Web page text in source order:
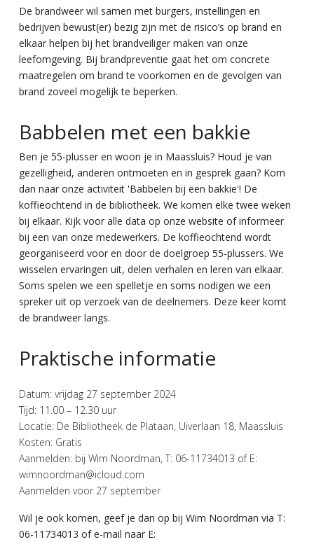
De brandweer wil samen met burgers, instellingen en
bedrijven bewust(er) bezig zijn met de risico’s op brand en
elkaar helpen bij het brandveiliger maken van onze
leefomgeving. Bij brandpreventie gaat het om concrete
maatregelen om brand te voorkomen en de gevolgen van
brand zoveel mogelijk te beperken.
Babbelen met een bakkie
Ben je 55-plusser en woon je in Maassluis? Houd je van
gezelligheid, anderen ontmoeten en in gesprek gaan? Kom
dan naar onze activiteit 'Babbelen bij een bakkie'! De
koffieochtend in de bibliotheek. We komen elke twee weken
bij elkaar. Kijk voor alle data op onze website of informeer
bij een van onze medewerkers. De koffieochtend wordt
georganiseerd voor en door de doelgroep 55-plussers. We
wisselen ervaringen uit, delen verhalen en leren van elkaar.
Soms spelen we een spelletje en soms nodigen we een
spreker uit op verzoek van de deelnemers. Deze keer komt
de brandweer langs.
Praktische informatie
Datum: vrijdag 27 september 2024
Tijd: 11.00 – 12.30 uur
Locatie: De Bibliotheek de Plataan, Uiverlaan 18, Maassluis
Kosten: Gratis
Aanmelden: bij Wim Noordman, T: 06-11734013 of E:
wimnoordman@icloud.com
Aanmelden voor 27 september
Wil je ook komen, geef je dan op bij Wim Noordman via T:
06-11734013 of e-mail naar E: